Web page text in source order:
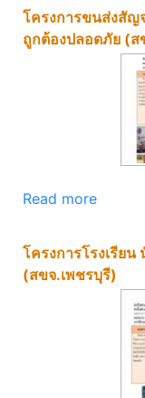
โครงการขนส่งสัญ
ถูกต้องปลอดภัย (ส
Read more
โครงการโรงเรียน
(สขจ.เพชรบุรี)